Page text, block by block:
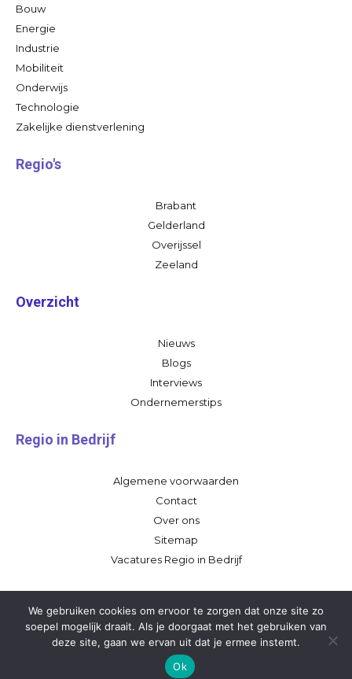
Bouw
Energie
Industrie
Mobiliteit
Onderwijs
Technologie
Zakelijke dienstverlening
Regio's
Brabant
Gelderland
Overijssel
Zeeland
Overzicht
Nieuws
Blogs
Interviews
Ondernemerstips
Regio in Bedrijf
Algemene voorwaarden
Contact
Over ons
Sitemap
Vacatures Regio in Bedrijf
We gebruiken cookies om ervoor te zorgen dat onze site zo
soepel mogelijk draait. Als je doorgaat met het gebruiken van
deze site, gaan we ervan uit dat je ermee instemt.
Ok